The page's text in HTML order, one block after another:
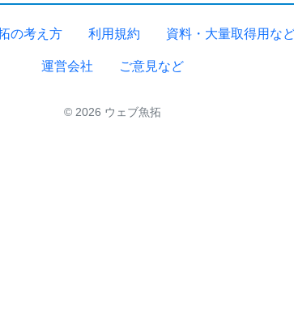
の考え方 利用規約 資料・大量取得用な
運営会社 ご意見など
© 2026 ウェブ魚拓